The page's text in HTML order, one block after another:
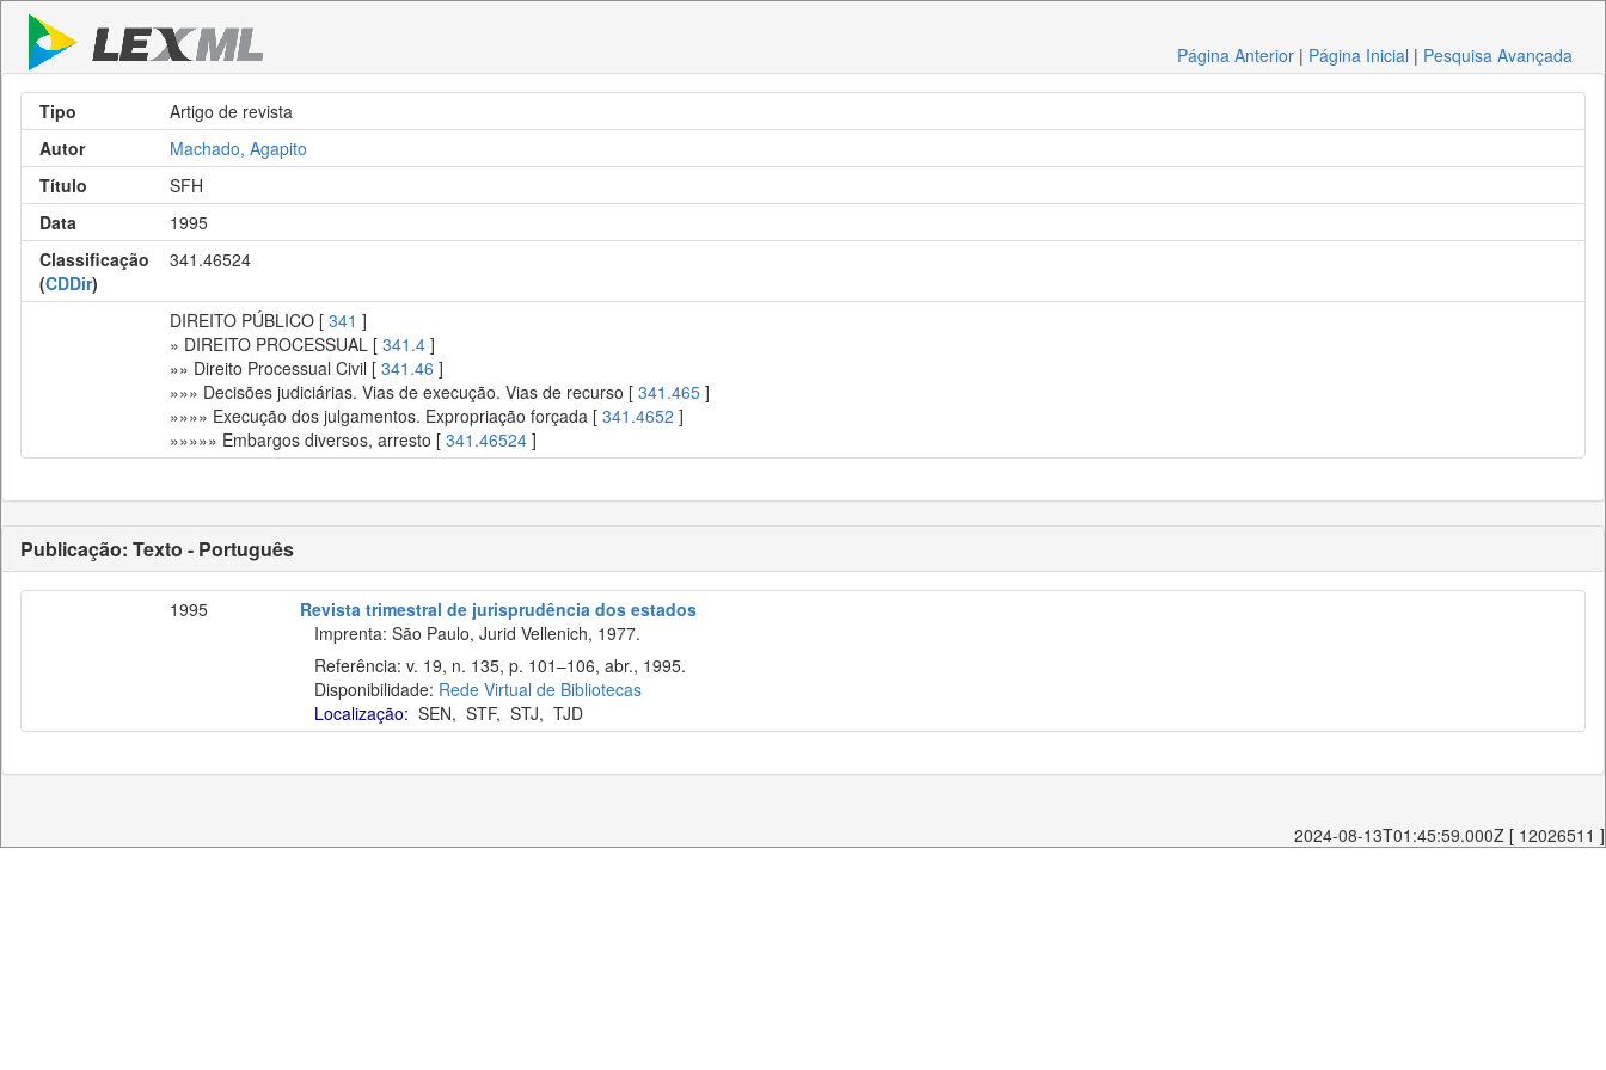
Página Anterior | Página Inicial | Pesquisa Avançada
Tipo
Artigo de revista
Autor
Machado, Agapito
Título
SFH
Data
1995
Classificação
(CDDir)
341.46524
DIREITO PÚBLICO [ 341 ]
» DIREITO PROCESSUAL [ 341.4 ]
»» Direito Processual Civil [ 341.46 ]
»»» Decisões judiciárias. Vias de execução. Vias de recurso [ 341.465 ]
»»»» Execução dos julgamentos. Expropriação forçada [ 341.4652 ]
»»»»» Embargos diversos, arresto [ 341.46524 ]
Publicação: Texto - Português
1995
Revista trimestral de jurisprudência dos estados
Imprenta: São Paulo, Jurid Vellenich, 1977.
Referência: v. 19, n. 135, p. 101–106, abr., 1995.
Disponibilidade: Rede Virtual de Bibliotecas
Localização: SEN, STF, STJ, TJD
2024-08-13T01:45:59.000Z [ 12026511 ]